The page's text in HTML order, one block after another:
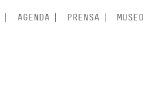
AGENDA PRENSA MUSEO